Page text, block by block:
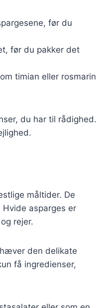
før du
før du pakker det
timian eller rosmarin
du har til rådighed.
måltider. De
asparges er
rejer.
den delikate
få ingredienser,